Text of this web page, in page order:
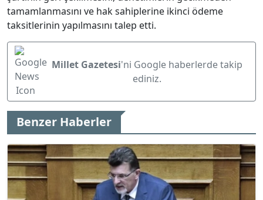
tamamlanmasını ve hak sahiplerine ikinci ödeme
taksitlerinin yapılmasını talep etti.
Millet Gazetesi'ni Google haberlerde takip
ediniz.
Benzer Haberler